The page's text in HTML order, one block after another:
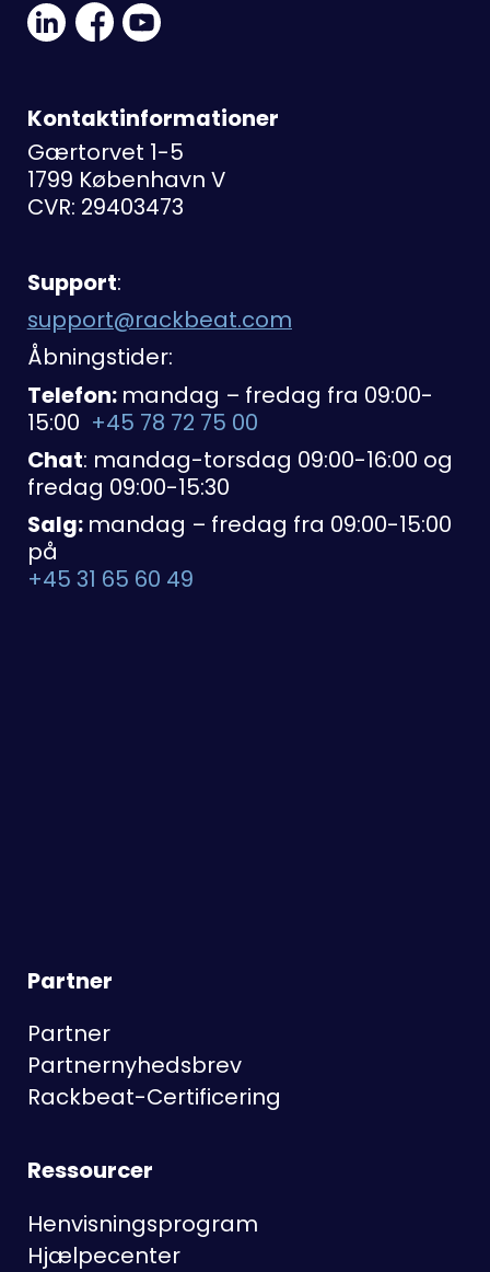
Linkedin
Social
Link
Facebook
Social
Link
Youtube
Link
Kontaktinformationer
Gærtorvet 1-5
1799 København V
CVR: 29403473
Support:
support@rackbeat.com
Åbningstider:
Telefon: mandag – fredag fra 09:00-
15:00 +45 78 72 75 00
Chat: mandag-torsdag 09:00-16:00 og
fredag 09:00-15:30
Salg: mandag – fredag fra 09:00-15:00
på
+45 31 65 60 49
Partner
Partner
Partnernyhedsbrev
Rackbeat-Certificering
Ressourcer
Henvisningsprogram
Hjælpecenter